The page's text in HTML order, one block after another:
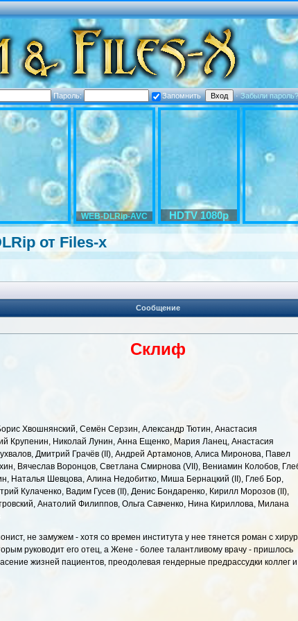
Пароль: Запомнить ·Забыли пароль?
WEB-DLRip-AVC HDTV 1080p
от Files-x
Сообщение
Склиф
Хвошнянский, Семён Серзин, Александр Тютин, Анастасия
Крупенин, Николай Лунин, Анна Ещенко, Мария Ланец, Анастасия
Дмитрий Грачёв (II), Андрей Артамонов, Алиса Миронова, Павел
Вячеслав Воронцов, Светлана Смирнова (VII), Вениамин Колобов,
Наталья Шевцова, Алина Недобитко, Миша Бернацкий (II), Глеб Бор,
Кулаченко, Вадим Гусев (II), Денис Бондаренко, Кирилл Морозов (II),
Анатолий Филиппов, Ольга Савченко, Нина Кириллова, Милана
не замужем - хотя со времен института у нее тянется роман с
руководит его отец, а Жене - более талантливому врачу - пришлось
жизней пациентов, преодолевая гендерные предрассудки коллег и